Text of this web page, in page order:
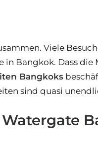
Viele
Bangkok. Dass die
Bangkoks
sind quasi